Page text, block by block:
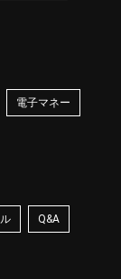
電子マネー
Q&A